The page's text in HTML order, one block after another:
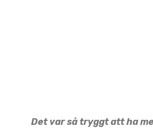
Det var så tryggt att ha